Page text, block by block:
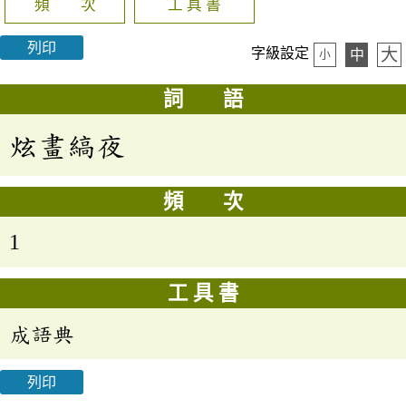
頻 次 工 具 書
列印 字級設定 小 中 大
詞 語
炫畫縞夜
頻 次
1
工 具 書
成語典
列印